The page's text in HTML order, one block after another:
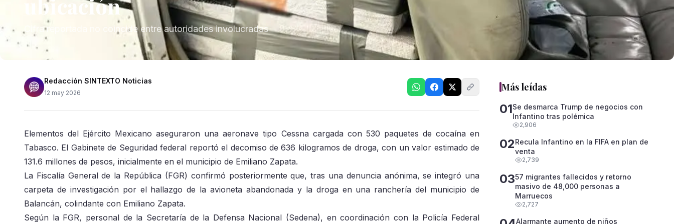
ubicación
Cifra reportada no coincide entre autoridades involucradas
Redacción SINTEXTO Noticias
12 may 2026
Elementos del Ejército Mexicano aseguraron una aeronave tipo Cessna cargada con 530 paquetes de cocaína en
Tabasco. El Gabinete de Seguridad federal reportó el decomiso de 636 kilogramos de droga, con un valor estimado de
131.6 millones de pesos, inicialmente en el municipio de Emiliano Zapata.
La Fiscalía General de la República (FGR) confirmó posteriormente que, tras una denuncia anónima, se integró una
carpeta de investigación por el hallazgo de la avioneta abandonada y la droga en una ranchería del municipio de
Balancán, colindante con Emiliano Zapata.
Según la FGR, personal de la Secretaría de la Defensa Nacional (Sedena), en coordinación con la Policía Federal
Más leídas
01Se desmarca Trump de negocios con
Infantino tras polémica
2,906
02Recula Infantino en la FIFA en plan de
venta
2,739
0357 migrantes fallecidos y retorno
masivo de 48,000 personas a
Marruecos
2,727
Alarmante aumento de niños